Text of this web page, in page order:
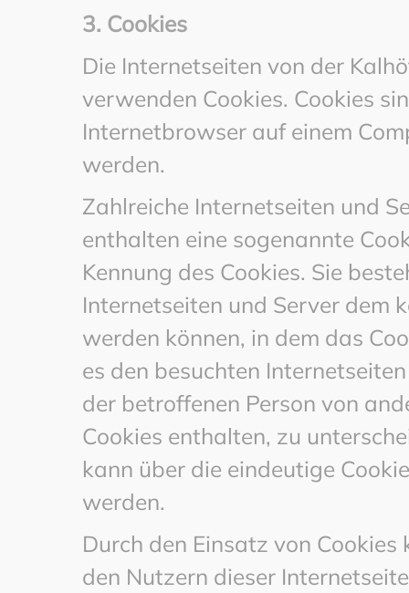
3. Cookies
Die Internetseiten von der
verwenden Cookies. Cookies
Internetbrowser auf einem
werden.
Zahlreiche Internetseiten und
enthalten eine sogenannte
Kennung des Cookies. Sie
Internetseiten und Server dem
werden können, in dem das
es den besuchten
der betroffenen Person von
Cookies enthalten, zu
kann über die eindeutige
werden.
Durch den Einsatz von
den Nutzern dieser